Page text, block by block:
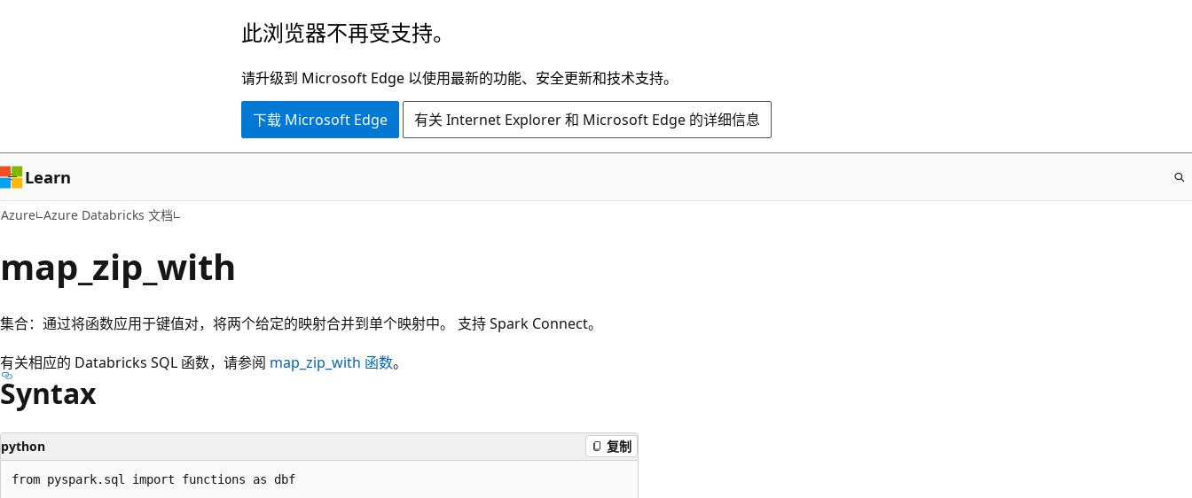
容
此浏览器不再受支持。
请升级到 Microsoft Edge 以使用最新的功能、安全更新和技术支持。
下载 Microsoft Edge 有关 Internet Explorer 和 Microsoft Edge 的详细信息
Learn
Azure Azure Databricks 文档
map_zip_with
集合：通过将函数应用于键值对，将两个给定的映射合并到单个映射中。 支持 Spark Connect。
有关相应的 Databricks SQL 函数，请参阅 map_zip_with 函数。
Syntax
python 复制
from pyspark.sql import functions as dbf